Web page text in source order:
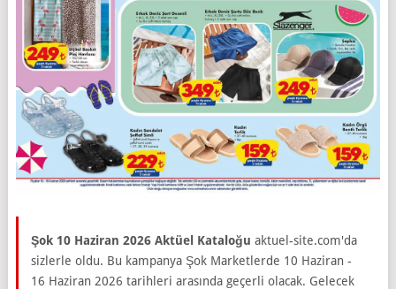
Şok 10 Haziran 2026 Aktüel Kataloğu aktuel-site.com'da
sizlerle oldu. Bu kampanya Şok Marketlerde 10 Haziran -
16 Haziran 2026 tarihleri arasında geçerli olacak. Gelecek